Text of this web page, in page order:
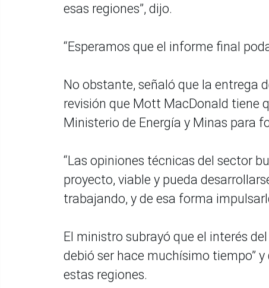
esas regiones”, dijo.
“Esperamos que el informe final
No obstante, señaló que la entrega
revisión que Mott MacDonald tiene
Ministerio de Energía y Minas para
“Las opiniones técnicas del sector
proyecto, viable y pueda
trabajando, y de esa forma
El ministro subrayó que el interés
debió ser hace muchísimo tiempo”
estas regiones.